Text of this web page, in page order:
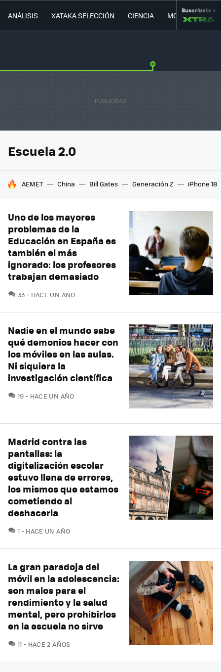
ANÁLISIS XATAKA SELECCIÓN CIENCIA MOVILIDAD
Suscríbete a
Escuela 2.0
HOY SE HABLA DE
AEMET China Bill Gates Generación Z iPhone 18
Uno de los mayores
problemas de la
Educación en España es
también el más
ignorado: los profesores
trabajan demasiado
33 COMENTARIOS
HACE UN AÑO
Nadie en el mundo sabe
qué demonios hacer con
los móviles en las aulas.
Ni siquiera la
investigación científica
19 COMENTARIOS
HACE UN AÑO
Madrid contra las
pantallas: la
digitalización escolar
estuvo llena de errores,
los mismos que estamos
cometiendo al
deshacerla
1 COMENTARIOS
HACE UN AÑO
La gran paradoja del
móvil en la adolescencia:
son malos para el
rendimiento y la salud
mental, pero prohibirlos
en la escuela no sirve
11 COMENTARIOS
HACE 2 AÑOS